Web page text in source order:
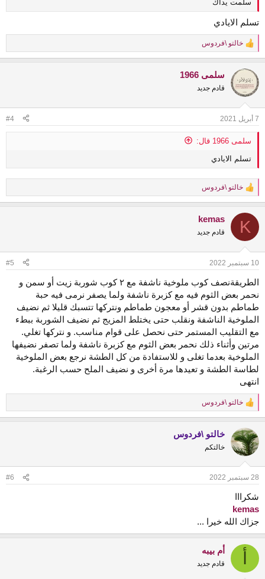
سلمت يداك
تسلم الايادي
R
e
c
t
i
n
s
:
خالتو \فردوس
سلمى 1966
قادم جديد
7 أبريل 2021 #4
سلمى 1966 قال:
تسلم الايادي
R
e
c
i
s
خالتو \فردوس
K
kemas
قادم جديد
10 سبتمبر 2022 #5
الطريقةنصف كوب ملوخية ناشفة مع ٢ كوب شوربة زيت أو سمن و
نحمر بعض الثوم فيه مع كزبرة ناشفة ولما يصفر نرمى فيه حبة
طماطم بدون قشر أو معجون طماطم ونتركها تتسبك قليلا ثم نضيف
الملوخية الناشفة ونقلب حتى يختلط المزيج ثم نضيف الشوربة ببطء
مع التقليب المستمر حتى نحصل على قوام مناسب. و نتركها تغلي.
مرتين وأثناء ذلك نحمر بعض الثوم مع كزبرة ناشفة ولما تصفر نضيفها
الملوخية بعدما تغلى و للاستفادة من كل الطشة نرجع بعض الملوخية
لطاسة الطشة و تعيدها مرة أخرى و نضيف الملح حسب الرغبة.
انتهى
R
e
c
t
i
s
خالتو \فردوس
خالتو \فردوس
خالتكم
28 سبتمبر 2022 #6
شكرااا
kemas
جزاك الله خيرا ...
أم بيبه
قادم جديد